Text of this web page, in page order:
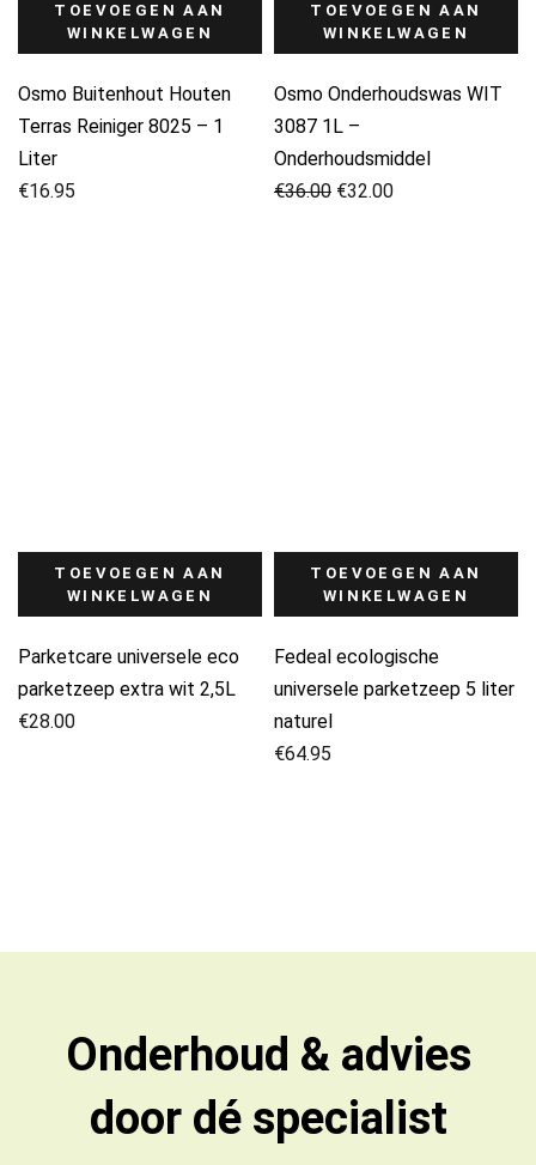
TOEVOEGEN AAN
WINKELWAGEN
Osmo Buitenhout Houten
Terras Reiniger 8025 – 1
Liter
€16.95
TOEVOEGEN AAN
WINKELWAGEN
Osmo Onderhoudswas WIT
3087 1L –
Onderhoudsmiddel
€36.00
Oorspronkelijke
€32.00
Huidige
TOEVOEGEN AAN
WINKELWAGEN
Parketcare universele eco
parketzeep extra wit 2,5L
€28.00
TOEVOEGEN AAN
WINKELWAGEN
Fedeal ecologische
universele parketzeep 5 liter
naturel
€64.95
Onderhoud & advies
door dé specialist